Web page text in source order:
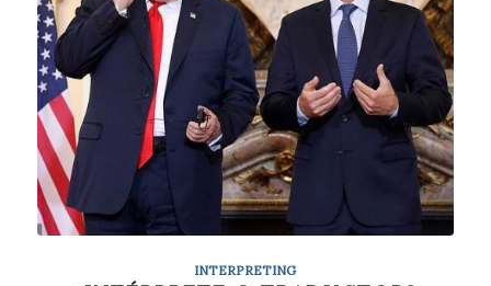
INTERPRETING